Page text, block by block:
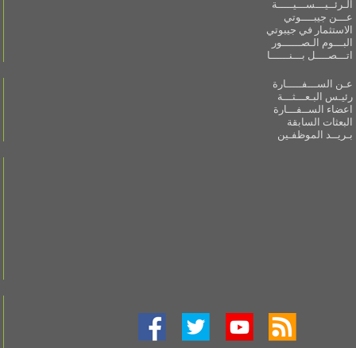
الـرئــيـــســـيـــــة
عـــن جيبــــوتي
الاستثمار في جيبوتي
البـــوم الـصــــــور
اتـــصــــل بـــنــــــا
عـن الســـفـــــارة
رئيـس البـعـــثـــة
اعضاء الســفـــارة
البعثات السابقة
بـريــد الموظفـين